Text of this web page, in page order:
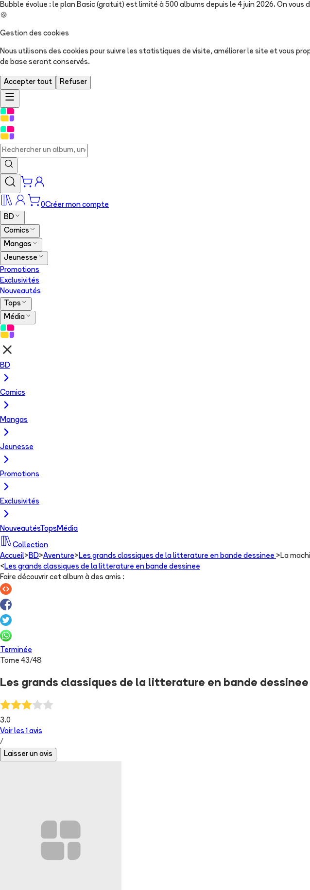
Bubble évolue : le plan Basic (gratuit) est limité à 500 albums depuis le 4 juin 2026. On
🍪
Gestion des cookies
Nous utilisons des cookies pour suivre les statistiques de visite, améliorer le site et vous
de base seront conservés.
Accepter tout Refuser
0Créer mon compte
BD
Comics
Mangas
Jeunesse
Promotions
Exclusivités
Nouveautés
Tops
Média
BD
Comics
Mangas
Jeunesse
Promotions
Exclusivités
NouveautésTops Média
Collection
Accueil> BD>Aventure> Les grands classiques de la litterature en bande dessinee > La
< Les grands classiques de la litterature en bande dessinee
Faire découvrir cet album à des amis :
Terminée
Tome 43/48
Les grands classiques de la litterature en bande
3.0
Voir les 1 avis
/
Laisser un avis